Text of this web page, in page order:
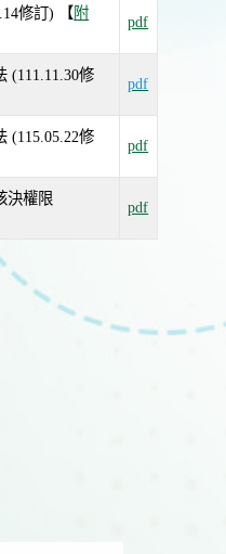
修訂) 【附
pdf
(111.11.30修
pdf
(115.05.22修
pdf
決權限
pdf